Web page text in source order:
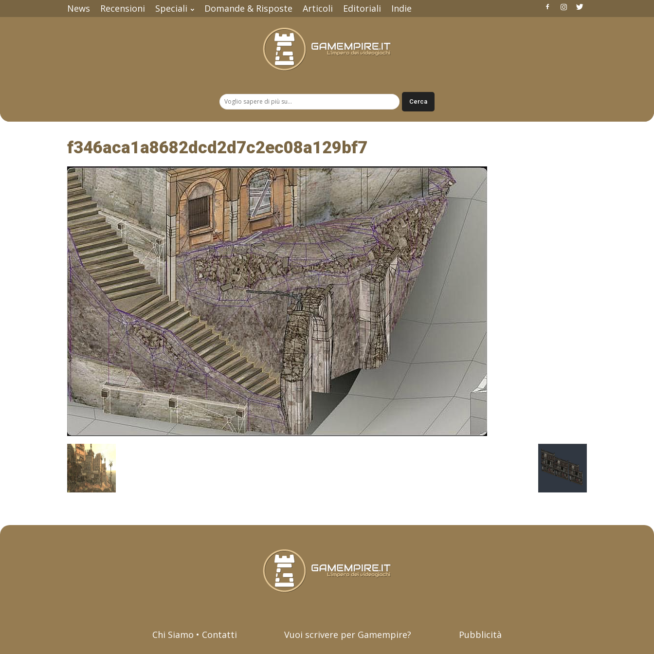
News Recensioni Speciali Domande & Risposte Articoli Editoriali Indie
f346aca1a8682dcd2d7c2ec08a129bf7
Chi Siamo • Contatti Vuoi scrivere per Gamempire? Pubblicità